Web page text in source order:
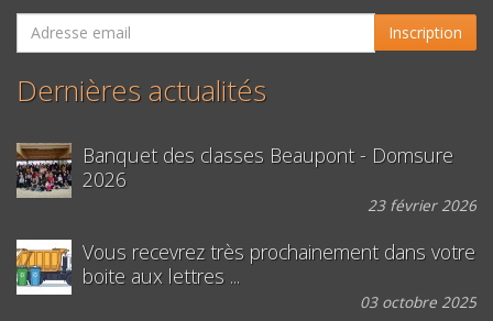
Inscription
Dernières actualités
Banquet des classes Beaupont - Domsure
2026
23 février 2026
Vous recevrez très prochainement dans votre
boite aux lettres ...
03 octobre 2025